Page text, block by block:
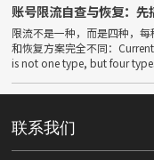
账号限流自查与恢复：先
你是哪种限流
限流不是一种，而是四种，每
和恢复方案完全不同：
is not one type, but four
联系我们